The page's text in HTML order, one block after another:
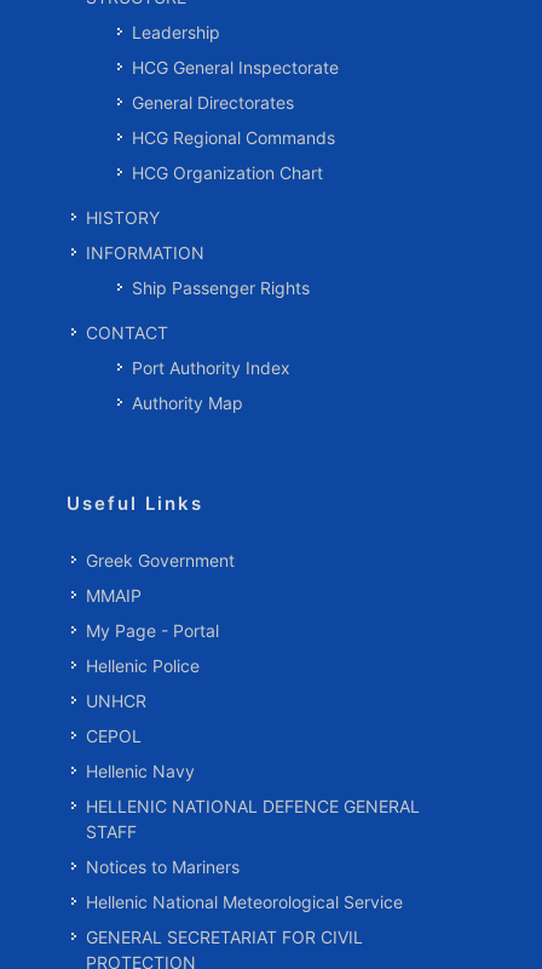
Leadership
HCG General Inspectorate
General Directorates
HCG Regional Commands
HCG Organization Chart
HISTORY
INFORMATION
Ship Passenger Rights
CONTACT
Port Authority Index
Authority Map
Useful Links
Greek Government
MMAIP
My Page - Portal
Hellenic Police
UNHCR
CEPOL
Hellenic Navy
HELLENIC NATIONAL DEFENCE GENERAL
STAFF
Notices to Mariners
Hellenic National Meteorological Service
GENERAL SECRETARIAT FOR CIVIL
PROTECTION